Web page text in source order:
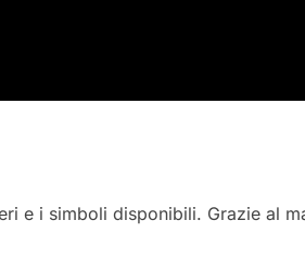
e i simboli disponibili. Grazie al